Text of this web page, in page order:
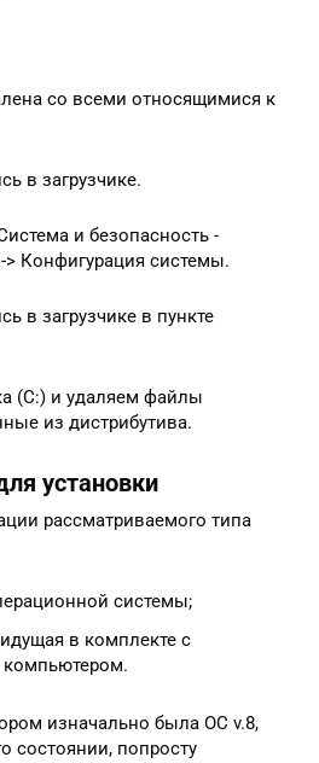
со всеми относящимися к
в загрузчике.
и безопасность -
Конфигурация системы.
в загрузчике в пункте
(C:) и удаляем файлы
из дистрибутива.
установки
рассматриваемого типа
системы;
в комплекте с
изначально была ОС v.8,
состоянии, попросту